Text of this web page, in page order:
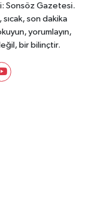
Sonsöz Gazetesi.
son dakika
yorumlayın,
bir bilinçtir.